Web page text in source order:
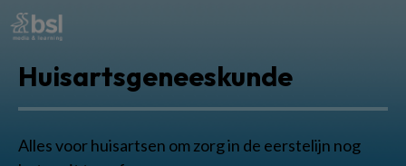
Huisartsgeneeskunde
Alles voor huisartsen om zorg in de eerstelijn nog